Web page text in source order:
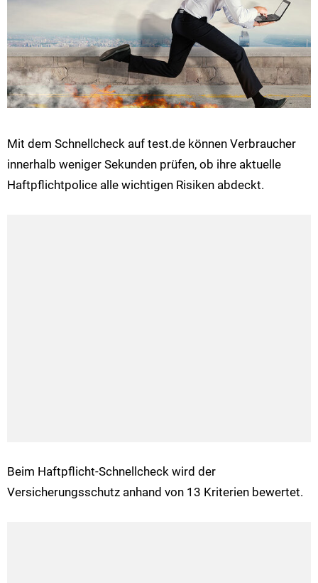
Mit dem Schnellcheck auf test.de können Verbraucher
innerhalb weniger Sekunden prüfen, ob ihre aktuelle
Haftpflichtpolice alle wichtigen Risiken abdeckt.
Beim Haftpflicht-Schnellcheck wird der
Versicherungsschutz anhand von 13 Kriterien bewertet.